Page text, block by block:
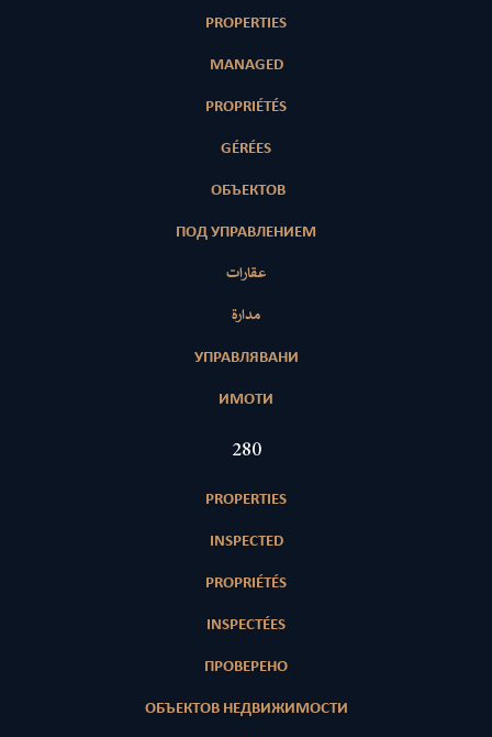
PROPERTIES
MANAGED
PROPRIÉTÉS
GÉRÉES
ОБЪЕКТОВ
ПОД УПРАВЛЕНИЕМ
عقارات
مدارة
УПРАВЛЯВАНИ
ИМОТИ
426
PROPERTIES
INSPECTED
PROPRIÉTÉS
INSPECTÉES
ПРОВЕРЕНО
ОБЪЕКТОВ НЕДВИЖИМОСТИ